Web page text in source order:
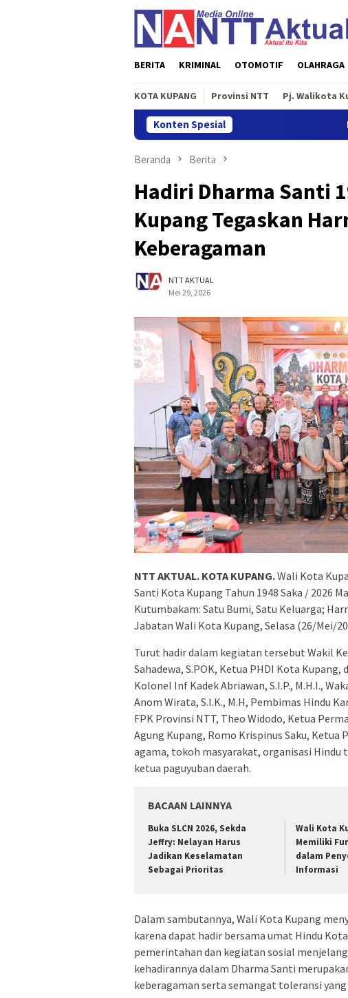
BERITA KRIMINAL OTOMOTIF OLAHRAGA
KOTA KUPANG Provinsi NTT Pj. Walikota
Konten Spesial
Beranda Berita
Hadiri Dharma Santi
Kupang Tegaskan
Keberagaman
NTT AKTUAL
Mei 29, 2026
NTT AKTUAL. KOTA KUPANG.Wali Kota
Santi Kota Kupang Tahun 1948 Saka / 2026
Kutumbakam: Satu Bumi, Satu Keluarga;
Jabatan Wali Kota Kupang, Selasa (26/Mei/
Turut hadir dalam kegiatan tersebut Wakil
Sahadewa, S.POK, Ketua PHDI Kota Kupang,
Kolonel Inf Kadek Abriawan, S.I.P., M.H.I.,
Anom Wirata, S.I.K., M.H, Pembimas Hindu
FPK Provinsi NTT, Theo Widodo, Ketua
Agung Kupang, Romo Krispinus Saku, Ketua
agama, tokoh masyarakat, organisasi
ketua paguyuban daerah.
BACAAN LAINNYA
Buka SLCN 2026, Sekda
Jeffry: Nelayan Harus
Jadikan Keselamatan
Sebagai Prioritas
Wali Kota
Memiliki
dalam
Informasi
Dalam sambutannya, Wali Kota Kupang
karena dapat hadir bersama umat Hindu
pemerintahan dan kegiatan sosial
kehadirannya dalam Dharma Santi
keberagaman serta semangat toleransi